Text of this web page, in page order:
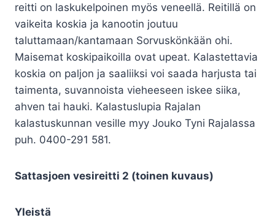
reitti on laskukelpoinen myös veneellä. Reitillä on
vaikeita koskia ja kanootin joutuu
taluttamaan/kantamaan Sorvuskönkään ohi.
Maisemat koskipaikoilla ovat upeat. Kalastettavia
koskia on paljon ja saaliiksi voi saada harjusta tai
taimenta, suvannoista vieheeseen iskee siika,
ahven tai hauki. Kalastuslupia Rajalan
kalastuskunnan vesille myy Jouko Tyni Rajalassa
puh. 0400-291 581.
Sattasjoen vesireitti 2 (toinen kuvaus)
Yleistä